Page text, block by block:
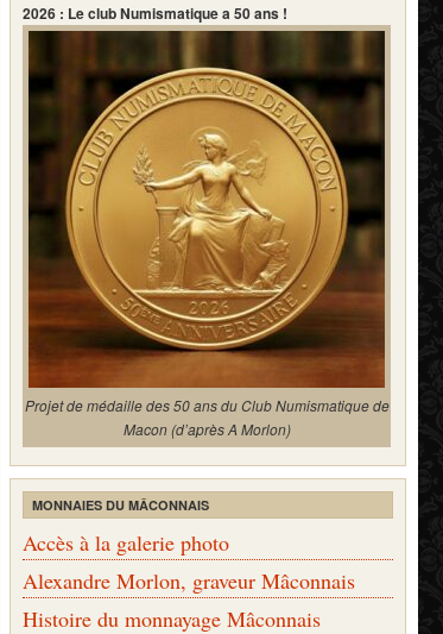
2026 : Le club Numismatique a 50 ans !
Projet de médaille des 50 ans du Club Numismatique de
Macon (d’après A Morlon)
MONNAIES DU MÂCONNAIS
Accès à la galerie photo
Alexandre Morlon, graveur Mâconnais
Histoire du monnayage Mâconnais